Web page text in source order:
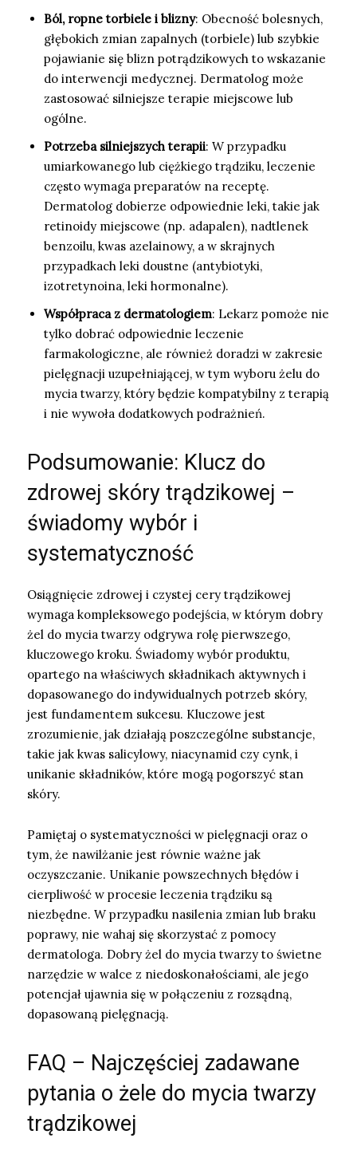
Ból, ropne torbiele i blizny: Obecność bolesnych,
głębokich zmian zapalnych (torbiele) lub szybkie
pojawianie się blizn potrądzikowych to wskazanie
do interwencji medycznej. Dermatolog może
zastosować silniejsze terapie miejscowe lub
ogólne.
Potrzeba silniejszych terapii: W przypadku
umiarkowanego lub ciężkiego trądziku, leczenie
często wymaga preparatów na receptę.
Dermatolog dobierze odpowiednie leki, takie jak
retinoidy miejscowe (np. adapalen), nadtlenek
benzoilu, kwas azelainowy, a w skrajnych
przypadkach leki doustne (antybiotyki,
izotretynoina, leki hormonalne).
Współpraca z dermatologiem: Lekarz pomoże nie
tylko dobrać odpowiednie leczenie
farmakologiczne, ale również doradzi w zakresie
pielęgnacji uzupełniającej, w tym wyboru żelu do
mycia twarzy, który będzie kompatybilny z terapią
i nie wywoła dodatkowych podrażnień.
Podsumowanie: Klucz do
zdrowej skóry trądzikowej –
świadomy wybór i
systematyczność
Osiągnięcie zdrowej i czystej cery trądzikowej
wymaga kompleksowego podejścia, w którym dobry
żel do mycia twarzy odgrywa rolę pierwszego,
kluczowego kroku. Świadomy wybór produktu,
opartego na właściwych składnikach aktywnych i
dopasowanego do indywidualnych potrzeb skóry,
jest fundamentem sukcesu. Kluczowe jest
zrozumienie, jak działają poszczególne substancje,
takie jak kwas salicylowy, niacynamid czy cynk, i
unikanie składników, które mogą pogorszyć stan
skóry.
Pamiętaj o systematyczności w pielęgnacji oraz o
tym, że nawilżanie jest równie ważne jak
oczyszczanie. Unikanie powszechnych błędów i
cierpliwość w procesie leczenia trądziku są
niezbędne. W przypadku nasilenia zmian lub braku
poprawy, nie wahaj się skorzystać z pomocy
dermatologa. Dobry żel do mycia twarzy to świetne
narzędzie w walce z niedoskonałościami, ale jego
potencjał ujawnia się w połączeniu z rozsądną,
dopasowaną pielęgnacją.
FAQ – Najczęściej zadawane
pytania o żele do mycia twarzy
trądzikowej